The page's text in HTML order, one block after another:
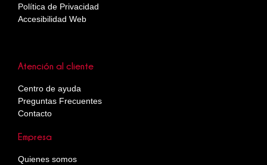
Atención al cliente
Centro de ayuda
Preguntas Frecuentes
Contacto
Empresa
Quienes somos
Política de Privacidad
Accesibilidad Web